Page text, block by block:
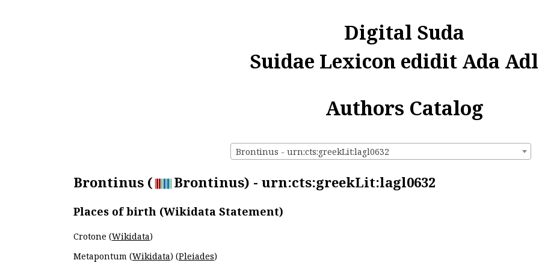
Digital Suda
Suidae Lexicon edidit Ada
Authors Catalog
Brontinus - urn:cts:greekLit:lagl0632
Brontinus ( Brontinus) - urn:cts:greekLit:lagl0632
Places of birth (Wikidata Statement)
Crotone (Wikidata)
Metapontum (Wikidata) (Pleiades)